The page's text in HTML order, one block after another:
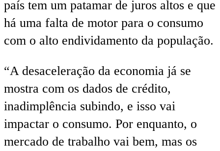
país tem um patamar de juros altos e que
há uma falta de motor para o consumo
com o alto endividamento da população.
“A desaceleração da economia já se
mostra com os dados de crédito,
inadimplência subindo, e isso vai
impactar o consumo. Por enquanto, o
mercado de trabalho vai bem, mas os